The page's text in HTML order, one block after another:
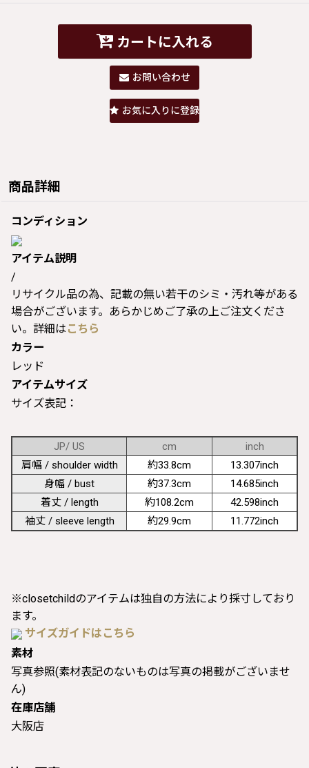
カートに入れる
お問い合わせ
お気に入りに登録
商品詳細
コンディション
アイテム説明
/
リサイクル品の為、記載の無い若干のシミ・汚れ等がある
場合がございます。あらかじめご了承の上ご注文くださ
い。詳細は こちら
カラー
レッド
アイテムサイズ
サイズ表記：
JP/ US cm
inch
肩幅 / shoulder width
約33.8cm
13.307inch
身幅 / bust
約37.3cm
14.685inch
着丈 / length
約108.2cm
42.598inch
袖丈 / sleeve length
約29.9cm 11.772inch
※closetchildのアイテムは独自の方法により採寸しており
ます。
サイズガイドはこちら
素材
写真参照(素材表記のないものは写真の掲載がございませ
ん)
在庫店舗
大阪店